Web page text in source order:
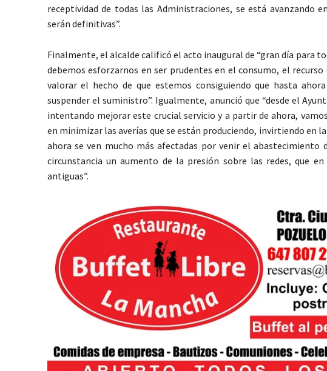
receptividad de todas las Administraciones, se está avanzando
serán definitivas”.
Finalmente, el alcalde calificó el acto inaugural de “gran día para
debemos esforzarnos en ser prudentes en el consumo, el recurso
valorar el hecho de que estemos consiguiendo que hasta
suspender el suministro”. Igualmente, anunció que “desde el
intentando mejorar este crucial servicio y a partir de ahora,
en minimizar las averías que se están produciendo, invirtiendo en
ahora se ven mucho más afectadas por venir el abastecimiento
circunstancia un aumento de la presión sobre las redes, que
antiguas”.